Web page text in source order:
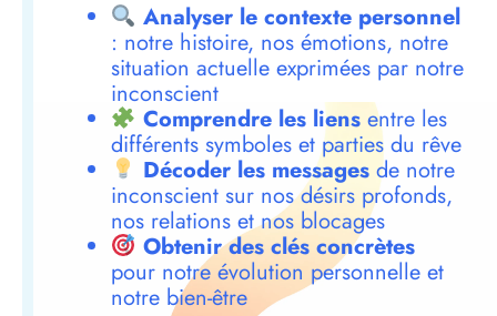
Analyser le contexte personnel
: notre histoire, nos émotions, notre
situation actuelle exprimées par notre
inconscient
Comprendre les liensentre les
différents symboles et parties du rêve
Décoder les messagesde notre
inconscient sur nos désirs profonds,
nos relations et nos blocages
Obtenir des clés concrètes
pour notre évolution personnelle et
notre bien-être